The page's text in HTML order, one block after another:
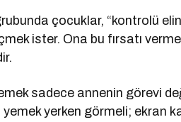
çocuklar, “kontrolü
ister. Ona bu fırsatı
sadece annenin görevi
yemek yerken görmeli; ekran